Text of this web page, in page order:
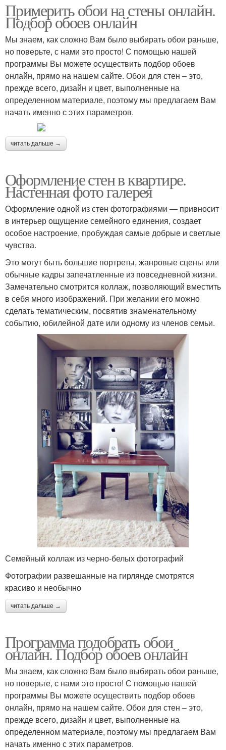
Примерить обои на стены онлайн.
Подбор обоев онлайн
Мы знаем, как сложно Вам было выбирать обои раньше,
но поверьте, с нами это просто! С помощью нашей
программы Вы можете осуществить подбор обоев
онлайн, прямо на нашем сайте. Обои для стен – это,
прежде всего, дизайн и цвет, выполненные на
определенном материале, поэтому мы предлагаем Вам
начать именно с этих параметров.
читать дальше →
Оформление стен в квартире.
Настенная фото галерея
Оформление одной из стен фотографиями — привносит
в интерьер ощущение семейного единения, создает
особое настроение, пробуждая самые добрые и светлые
чувства.
Это могут быть большие портреты, жанровые сцены или
обычные кадры запечатленные из повседневной жизни.
Замечательно смотрится коллаж, позволяющий вместить
в себя много изображений. При желании его можно
сделать тематическим, посвятив знаменательному
событию, юбилейной дате или одному из членов семьи.
Семейный коллаж из черно-белых фотографий
Фотографии развешанные на гирлянде смотрятся
красиво и необычно
читать дальше →
Программа подобрать обои
онлайн. Подбор обоев онлайн
Мы знаем, как сложно Вам было выбирать обои раньше,
но поверьте, с нами это просто! С помощью нашей
программы Вы можете осуществить подбор обоев
онлайн, прямо на нашем сайте. Обои для стен – это,
прежде всего, дизайн и цвет, выполненные на
определенном материале, поэтому мы предлагаем Вам
начать именно с этих параметров.